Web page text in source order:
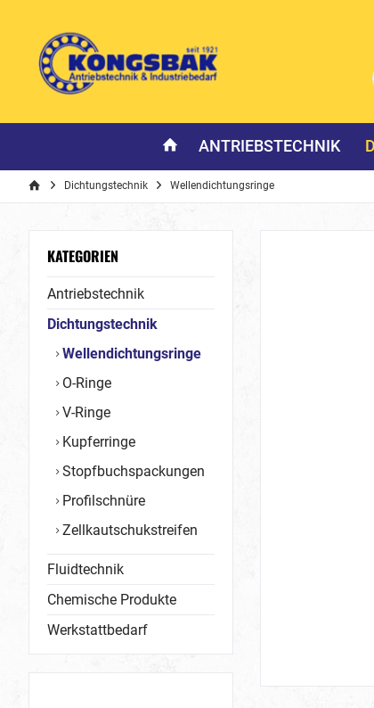
ANTRIEBSTECHNIK
Dichtungstechnik Wellendichtungsringe
KATEGORIEN
Antriebstechnik
Dichtungstechnik
Wellendichtungsringe
O-Ringe
V-Ringe
Kupferringe
Stopfbuchspackungen
Profilschnüre
Zellkautschukstreifen
Fluidtechnik
Chemische Produkte
Werkstattbedarf